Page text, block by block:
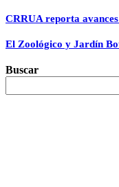
CRRUA reporta
El Zoológico y Jardín
Buscar